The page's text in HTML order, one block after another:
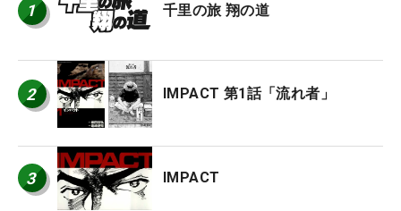
1 千里の旅 翔の道
2 IMPACT 第1話「流れ者」
3 IMPACT